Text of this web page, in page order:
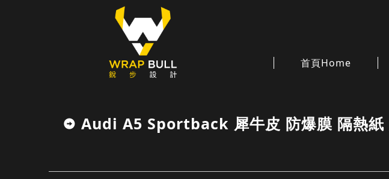
首頁Home
Audi A5 Sportback 犀牛皮 防爆膜 隔熱紙